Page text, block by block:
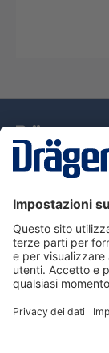
Assistenza
Informazioni
Informazioni